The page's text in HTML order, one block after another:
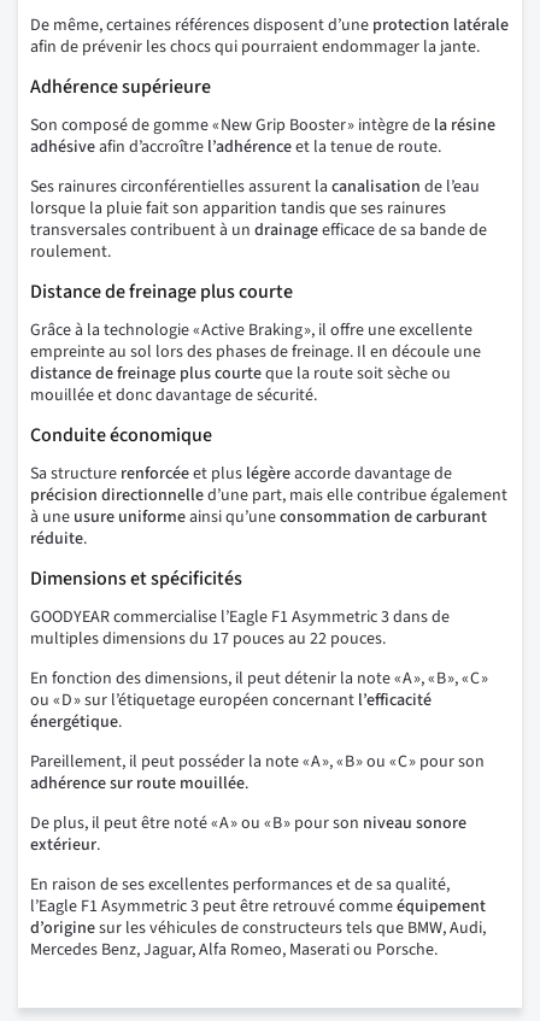
De même, certaines références disposent d’une protection latérale
afin de prévenir les chocs qui pourraient endommager la jante.
Adhérence supérieure
Son composé de gomme « New Grip Booster » intègre de la résine
adhésiveafin d’accroître l’adhérenceet la tenue de route.
Ses rainures circonférentielles assurent la canalisation de l’eau
lorsque la pluie fait son apparition tandis que ses rainures
transversales contribuent à un drainageefficace de sa bande de
roulement.
Distance de freinage plus courte
Grâce à la technologie « Active Braking », il offre une excellente
empreinte au sol lors des phases de freinage. Il en découle une
distance de freinage plus courteque la route soit sèche ou
mouillée et donc davantage de sécurité.
Conduite économique
Sa structure renforcéeet plus légèreaccorde davantage de
précision directionnelled’une part, mais elle contribue également
à une usure uniformeainsi qu’uneconsommation de carburant
réduite.
Dimensions et spécificités
GOODYEAR commercialise l’Eagle F1 Asymmetric 3 dans de
multiples dimensions du 17 pouces au 22 pouces.
En fonction des dimensions, il peut détenir la note « A », « B », « C »
ou « D » sur l’étiquetage européen concernant l’efficacité
énergétique.
Pareillement, il peut posséder la note « A », « B » ou « C » pour son
adhérence sur route mouillée.
De plus, il peut être noté « A » ou « B » pour son niveau sonore
extérieur.
En raison de ses excellentes performances et de sa qualité,
l’Eagle F1 Asymmetric 3 peut être retrouvé commeéquipement
d’originesur les véhicules de constructeurs tels que BMW, Audi,
Mercedes Benz, Jaguar, Alfa Romeo, Maserati ou Porsche.